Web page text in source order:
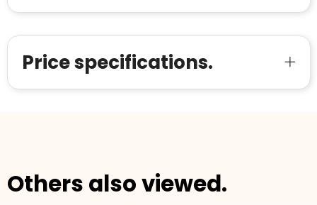
Price specifications.
Others also viewed.